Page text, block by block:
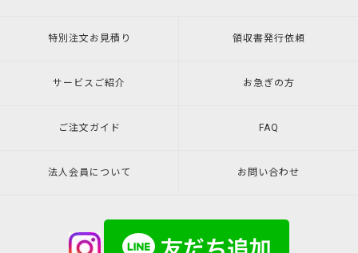
特別注文 お見積り 領収書発行依頼
サービスご紹介 お急ぎの方
ご注文ガイド FAQ
法人会員について お問い合わせ